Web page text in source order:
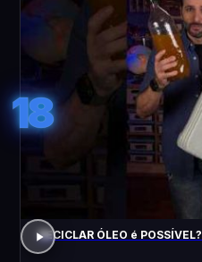
18
RECICLAR ÓLEO é POSSÍVEL?